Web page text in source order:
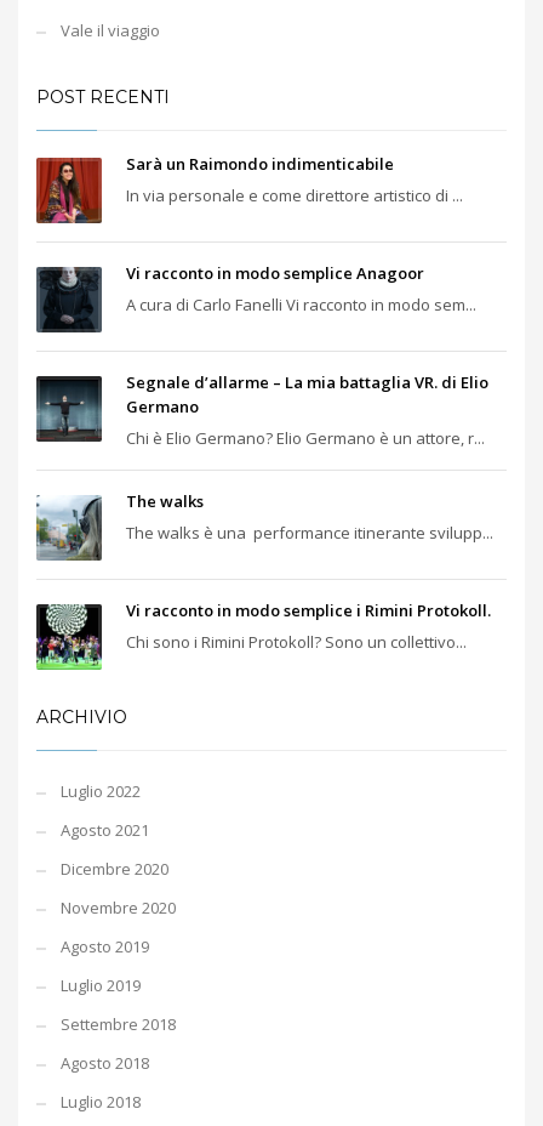
Vale il viaggio
POST RECENTI
Sarà un Raimondo indimenticabile
In via personale e come direttore artistico di ...
Vi racconto in modo semplice Anagoor
A cura di Carlo Fanelli Vi racconto in modo sem...
Segnale d’allarme – La mia battaglia VR. di Elio
Germano
Chi è Elio Germano? Elio Germano è un attore, r...
The walks
The walks è una performance itinerante svilupp...
Vi racconto in modo semplice i Rimini Protokoll.
Chi sono i Rimini Protokoll? Sono un collettivo...
ARCHIVIO
Luglio 2022
Agosto 2021
Dicembre 2020
Novembre 2020
Agosto 2019
Luglio 2019
Settembre 2018
Agosto 2018
Luglio 2018